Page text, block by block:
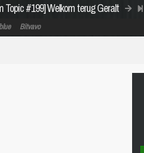
Topic #199] Welkom terug Geralt
Bitvavo